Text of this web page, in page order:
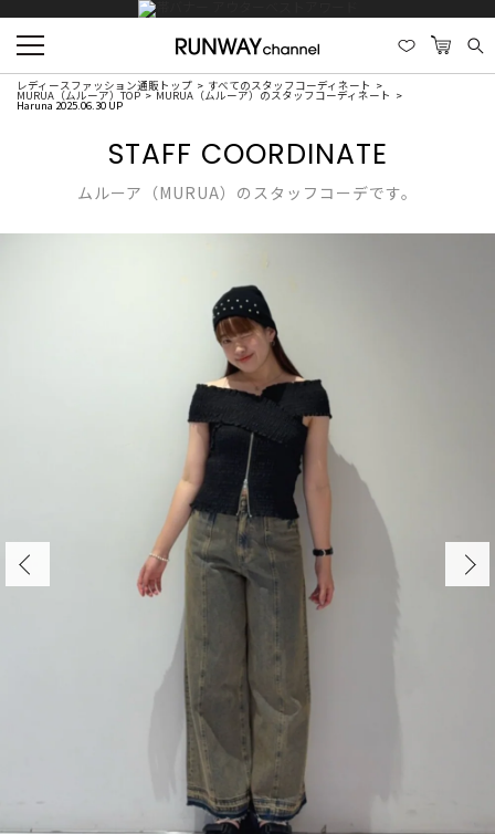
レディースファッション通販トップ すべてのスタッフコーディネート
MURUA（ムルーア）TOP MURUA（ムルーア）のスタッフコーディネート
Haruna 2025.06.30 UP
STAFF COORDINATE
ムルーア（MURUA）のスタッフコーデです。